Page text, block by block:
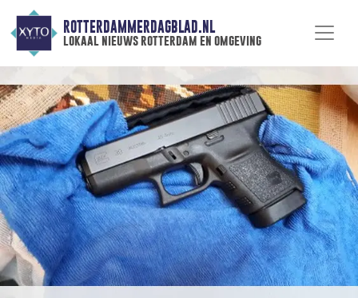
ROTTERDAMMERDAGBLAD.NL
lokaal nieuws rotterdam en omgeving